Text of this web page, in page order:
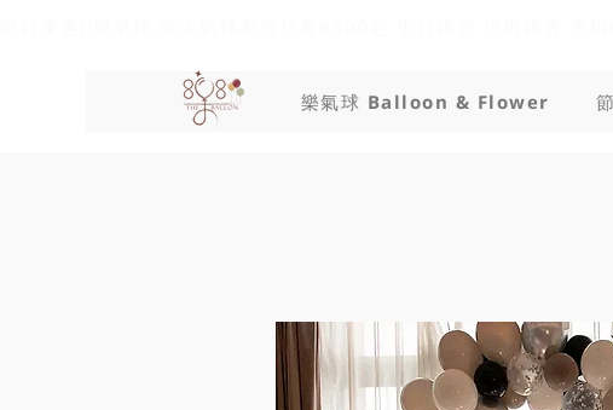
樂氣球 Balloon & Flower